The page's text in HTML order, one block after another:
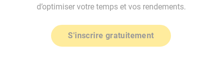
d’optimiser votre temps et vos rendements.
S'inscrire gratuitement